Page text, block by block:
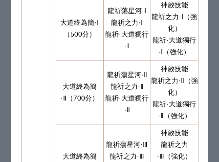
大道終為簡·Ⅰ
（500分）
龍祈蕩星河·Ⅰ
龍祈之力·Ⅰ
龍祈·大道獨行
·Ⅰ
神啟技能
龍祈之力·Ⅰ（強
化）
龍祈·大道獨行
·Ⅰ（強化）
大道終為簡
·Ⅱ（700分）
龍祈蕩星河·Ⅱ
龍祈之力·Ⅱ
龍祈·大道獨行
·Ⅱ
神啟技能
龍祈之力·Ⅱ（強
化）
龍祈·大道獨行
·Ⅱ（強化）
大道終為簡
龍祈蕩星河·Ⅲ
龍祈之力·Ⅲ
神啟技能
龍祈之力
·Ⅲ（強化）